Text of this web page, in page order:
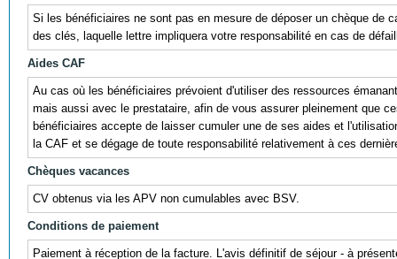
Si les bénéficiaires ne sont pas en mesure de déposer un chèque de
des clés, laquelle lettre impliquera votre responsabilité en cas de
Aides CAF
Au cas où les bénéficiaires prévoient d'utiliser des ressources
mais aussi avec le prestataire, afin de vous assurer pleinement que
bénéficiaires accepte de laisser cumuler une de ses aides et
la CAF et se dégage de toute responsabilité relativement à ces
Chèques vacances
CV obtenus via les APV non cumulables avec BSV.
Conditions de paiement
Paiement à réception de la facture. L'avis définitif de séjour - à